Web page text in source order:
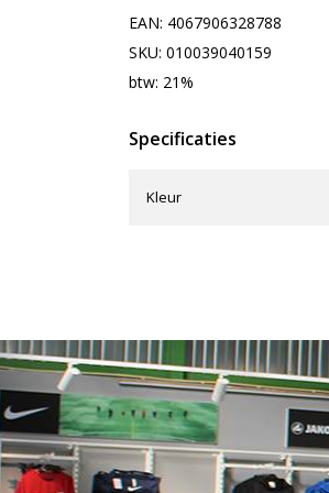
EAN: 4067906328788
SKU: 010039040159
btw: 21%
Specificaties
Kleur